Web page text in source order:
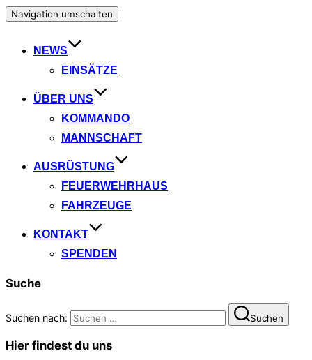
Navigation umschalten
NEWS
EINSÄTZE
ÜBER UNS
KOMMANDO
MANNSCHAFT
AUSRÜSTUNG
FEUERWEHRHAUS
FAHRZEUGE
KONTAKT
SPENDEN
Suche
Suchen nach: Suchen
Hier findest du uns